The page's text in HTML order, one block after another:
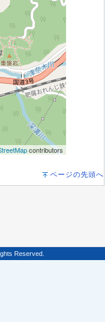
contributors
ページの先頭へ
Reserved.